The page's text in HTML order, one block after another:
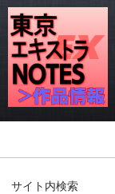
サイト内検索